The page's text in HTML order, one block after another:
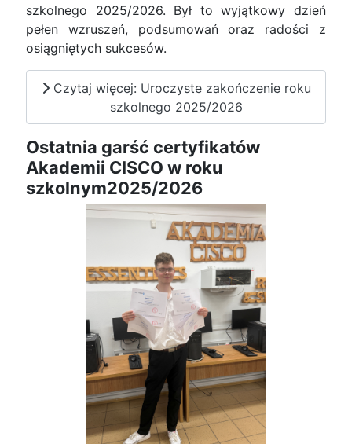
szkolnego 2025/2026. Był to wyjątkowy dzień
pełen wzruszeń, podsumowań oraz radości z
osiągniętych sukcesów.
Czytaj więcej: Uroczyste zakończenie roku
szkolnego 2025/2026
Ostatnia garść certyfikatów
Akademii CISCO w roku
szkolnym2025/2026